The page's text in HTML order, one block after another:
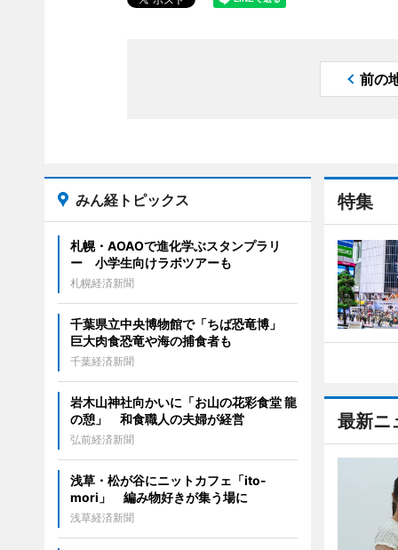
前の
特集
最新ニ
みん経トピックス
札幌・AOAOで進化学ぶスタンプラリ
ー 小学生向けラボツアーも
札幌経済新聞
千葉県立中央博物館で「ちば恐竜博」
巨大肉食恐竜や海の捕食者も
千葉経済新聞
岩木山神社向かいに「お山の花彩食堂 龍
の憩」 和食職人の夫婦が経営
弘前経済新聞
浅草・松が谷にニットカフェ「ito-
mori」 編み物好きが集う場に
浅草経済新聞